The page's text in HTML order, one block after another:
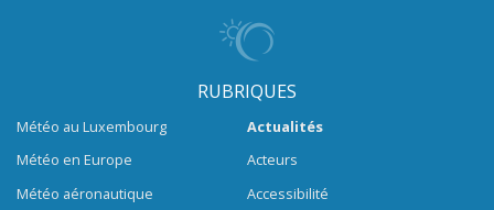
RUBRIQUES
Météo au Luxembourg
Météo en Europe
Météo aéronautique
Actualités
Acteurs
Accessibilité